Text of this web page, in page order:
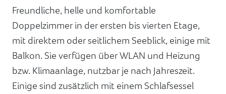
Freundliche, helle und komfortable
Doppelzimmer in der ersten bis vierten Etage,
mit direktem oder seitlichem Seeblick, einige mit
Balkon. Sie verfügen über WLAN und Heizung
bzw. Klimaanlage, nutzbar je nach Jahreszeit.
Einige sind zusätzlich mit einem Schlafsessel